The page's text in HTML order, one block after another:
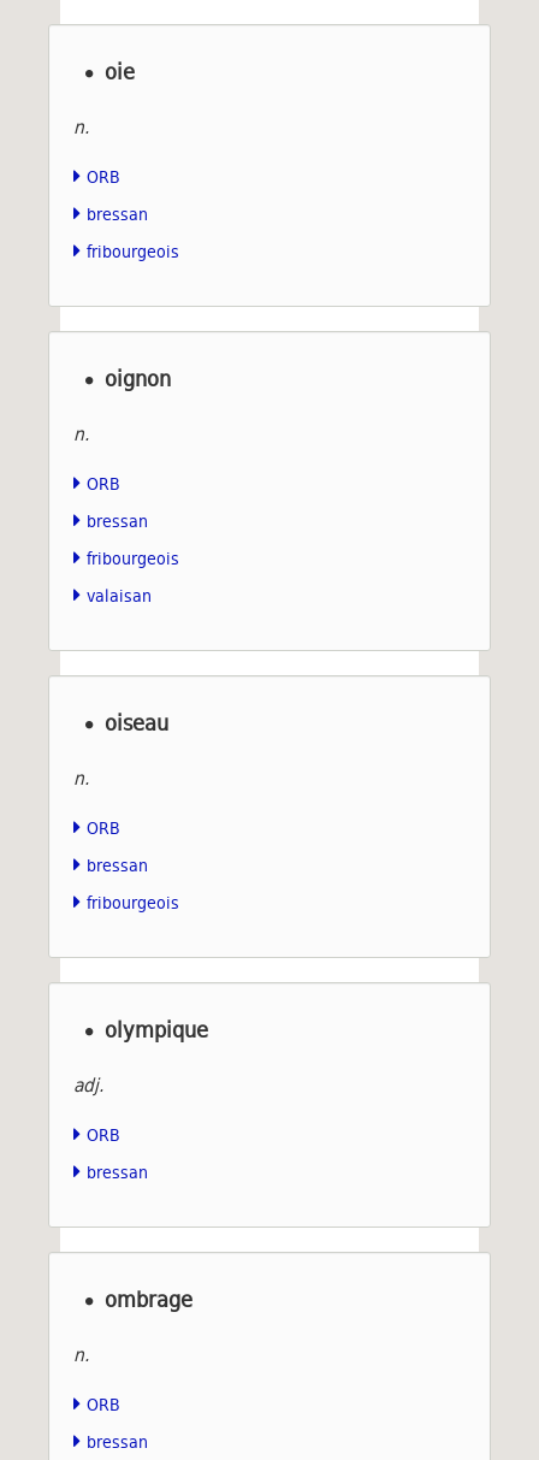
oie
n.
ORB
bressan
fribourgeois
oignon
n.
ORB
bressan
fribourgeois
valaisan
oiseau
n.
ORB
bressan
fribourgeois
olympique
adj.
ORB
bressan
ombrage
n.
ORB
bressan